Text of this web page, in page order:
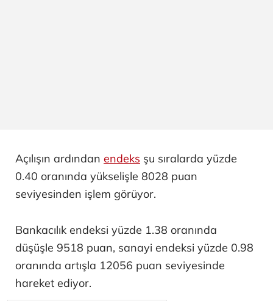
Açılışın ardından endeks şu sıralarda yüzde
0.40 oranında yükselişle 8028 puan
seviyesinden işlem görüyor.
Bankacılık endeksi yüzde 1.38 oranında
düşüşle 9518 puan, sanayi endeksi yüzde 0.98
oranında artışla 12056 puan seviyesinde
hareket ediyor.